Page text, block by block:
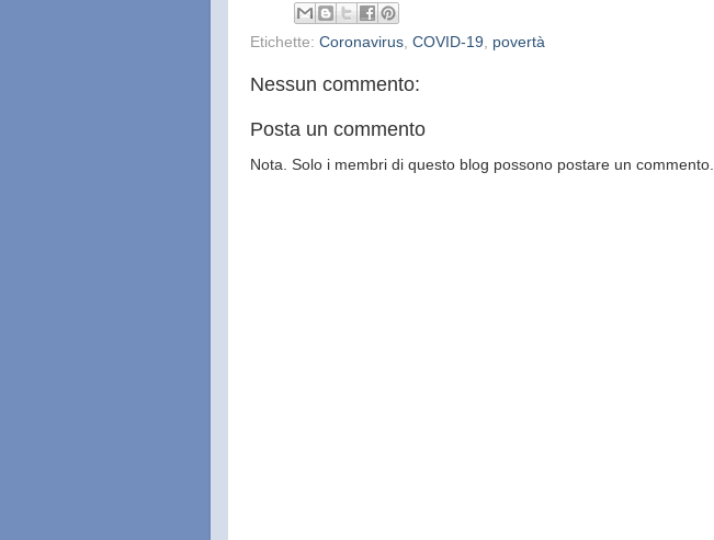
Etichette: Coronavirus COVID-19 povertà
Nessun commento:
Posta un commento
Nota. Solo i membri di questo blog possono postare un commento.